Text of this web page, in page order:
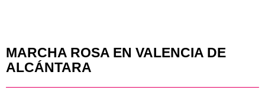
MARCHA ROSA EN VALENCIA DE
ALCÁNTARA